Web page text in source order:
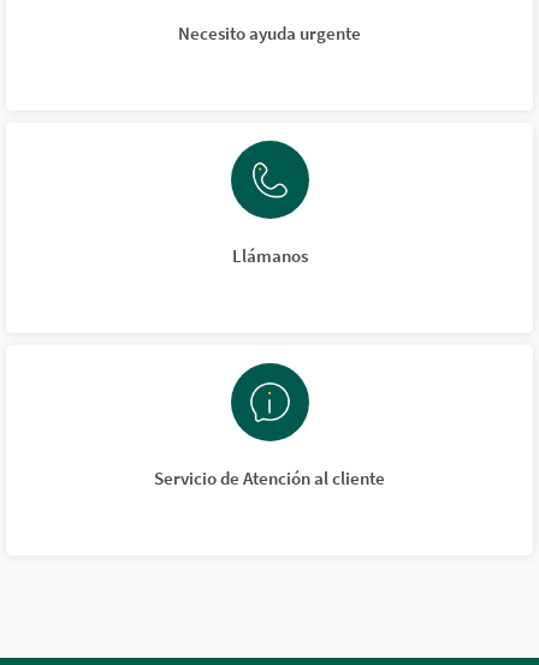
Necesito ayuda urgente
Llámanos
Servicio de Atención al cliente